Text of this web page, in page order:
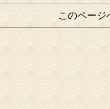
このページ